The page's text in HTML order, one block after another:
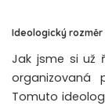
Ideologický rozměr
Jak jsme si už
organizovaná
Tomuto